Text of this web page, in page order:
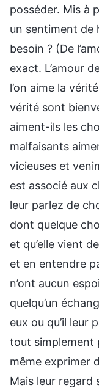
posséder. Mis à
un sentiment de
besoin ? (De
exact. L’amour
l’on aime la
vérité sont
aiment-ils les
malfaisants
vicieuses et
est associé aux
leur parlez de
dont quelque
et qu’elle vient
et en entendre
n’ont aucun
quelqu’un
eux ou qu’il leur
tout simplement
même exprimer
Mais leur regard